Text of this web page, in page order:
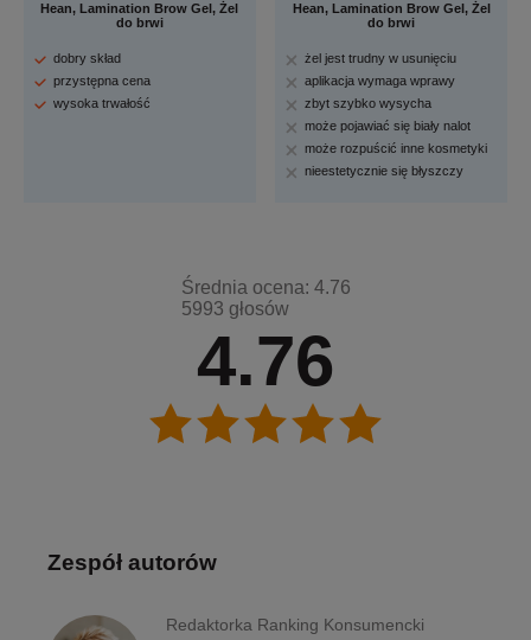
Hean, Lamination Brow Gel, Żel
do brwi
dobry skład
przystępna cena
wysoka trwałość
Hean, Lamination Brow Gel, Żel
do brwi
żel jest trudny w usunięciu
aplikacja wymaga wprawy
zbyt szybko wysycha
może pojawiać się biały nalot
może rozpuścić inne kosmetyki
nieestetycznie się błyszczy
4.76
Średnia ocena: 4.76
5993 głosów
Zespół autorów
Redaktorka Ranking Konsumencki